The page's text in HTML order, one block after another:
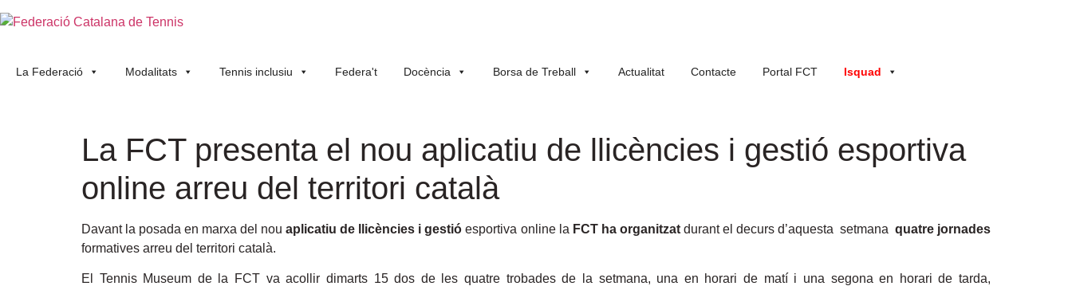
La Federació Modalitats Tennis inclusiu Federa't Docència Borsa de Treball Actualitat Contacte Portal FCT Isquad
La FCT presenta el nou aplicatiu de llicències i gestió esportiva
online arreu del territori català
Davant la posada en marxa del nouaplicatiu de llicències i gestióesportiva online la FCT ha organitzatdurant el decurs d’aquesta setmana quatre jornades
formatives arreu del territori català.
El Tennis Museum de la FCT va acollir dimarts 15 dos de les quatre trobades de la setmana, una en horari de matí i una segona en horari de tarda,